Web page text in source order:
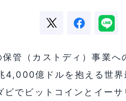
管（カストディ）事業
4,000億ドルを抱える世
でビットコインとイー